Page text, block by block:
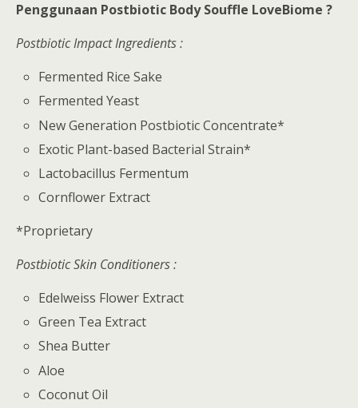
Penggunaan Postbiotic Body Souffle LoveBiome ?
Postbiotic Impact Ingredients :
Fermented Rice Sake
Fermented Yeast
New Generation Postbiotic Concentrate*
Exotic Plant-based Bacterial Strain*
Lactobacillus Fermentum
Cornflower Extract
*Proprietary
Postbiotic Skin Conditioners :
Edelweiss Flower Extract
Green Tea Extract
Shea Butter
Aloe
Coconut Oil